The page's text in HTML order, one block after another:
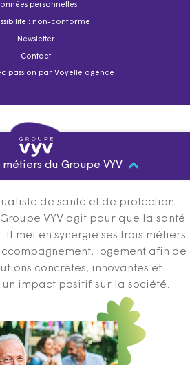
personnelles
: non-conforme
Newsletter
Contact
passion par Voyelle agence
métiers du Groupe VYV
de santé et de protection
VYV agit pour que la santé
met en synergie ses trois métiers
logement afin de
concrètes, innovantes et
impact positif sur la société.